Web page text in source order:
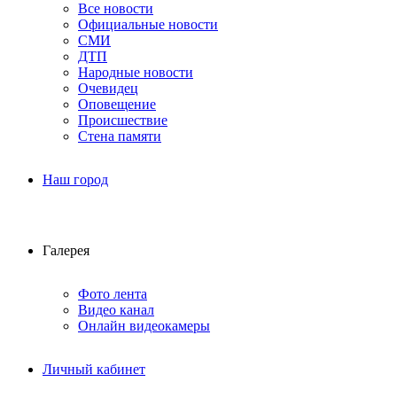
Все новости
Официальные новости
СМИ
ДТП
Народные новости
Очевидец
Оповещение
Происшествие
Стена памяти
Наш город
Галерея
Фото лента
Видео канал
Онлайн видеокамеры
Личный кабинет